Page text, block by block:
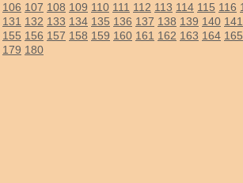
106 107 108 109 110 111 112 113 114 115 116
131 132 133 134 135 136 137 138 139 140 141
155 156 157 158 159 160 161 162 163 164 165
179 180